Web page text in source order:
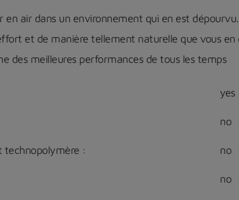
en air dans un environnement qui en est
et de manière tellement naturelle que vous
des meilleures performances de tous les temps
yes
no
technopolymère : no
no